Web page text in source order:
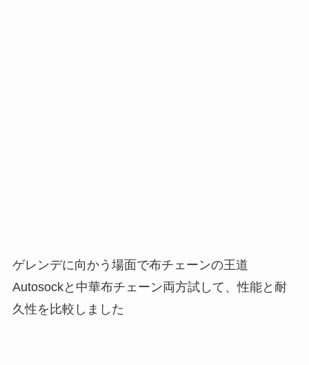
ゲレンデに向かう場面で布チェーンの王道
Autosockと中華布チェーン両方試して、性能と耐
久性を比較しました